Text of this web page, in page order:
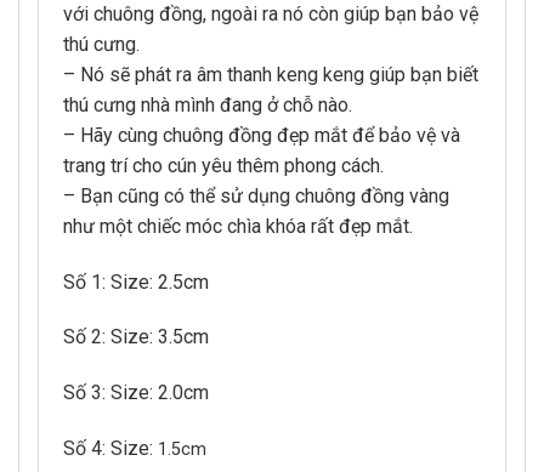
với chuông đồng, ngoài ra nó còn giúp bạn bảo vệ
thú cưng.
– Nó sẽ phát ra âm thanh keng keng giúp bạn biết
thú cưng nhà mình đang ở chỗ nào.
– Hãy cùng chuông đồng đẹp mắt để bảo vệ và
trang trí cho cún yêu thêm phong cách.
– Bạn cũng có thể sử dụng chuông đồng vàng
như một chiếc móc chìa khóa rất đẹp mắt.
Số 1: Size: 2.5cm
Số 2: Size: 3.5cm
Số 3: Size: 2.0cm
Số 4: Size: 1.5cm